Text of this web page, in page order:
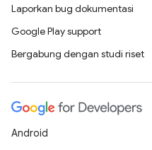
Laporkan bug dokumentasi
Google Play support
Bergabung dengan studi riset
Android